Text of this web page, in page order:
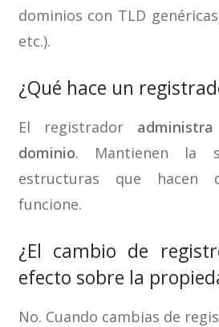
dominios con TLD
etc.).
¿Qué hace un
El registrador
dominio. Mantienen la
estructuras que hacen
funcione.
¿El cambio de
efecto sobre la
No. Cuando cambias de